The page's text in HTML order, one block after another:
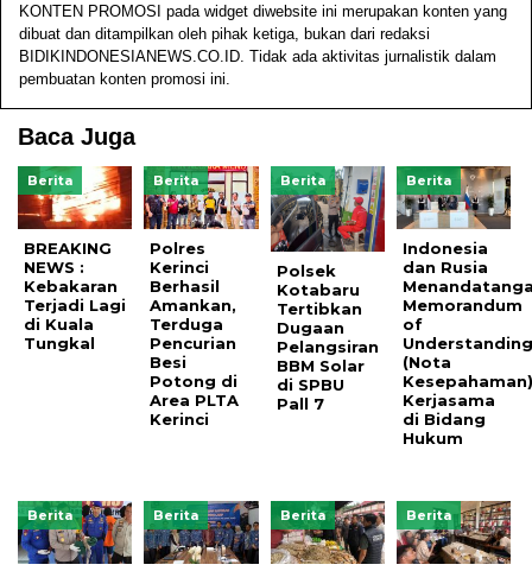
KONTEN PROMOSI pada widget diwebsite ini merupakan konten yang
dibuat dan ditampilkan oleh pihak ketiga, bukan dari redaksi
BIDIKINDONESIANEWS.CO.ID. Tidak ada aktivitas jurnalistik dalam
pembuatan konten promosi ini.
Baca Juga
Berita
BREAKING
NEWS :
Kebakaran
Terjadi Lagi
di Kuala
Tungkal
Berita
Polres
Kerinci
Berhasil
Amankan,
Terduga
Pencurian
Besi
Potong di
Area PLTA
Kerinci
Berita
Polsek
Kotabaru
Tertibkan
Dugaan
Pelangsiran
BBM Solar
di SPBU
Pall 7
Berita
Indonesia
dan Rusia
Memorandum
of
(Nota
Kerjasama
di Bidang
Hukum
Berita Berita Berita Berita